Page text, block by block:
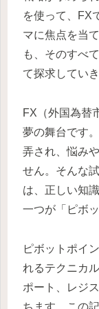
を使って、FX
マに焦点を当
も、そのすべ
て探求していき
FX（外国為替
夢の舞台です
弄され、悩み
せん。そんな
は、正しい知
一つが「ピボ
ピボットポイ
れるテクニカ
ポート、レジ
ちます。この